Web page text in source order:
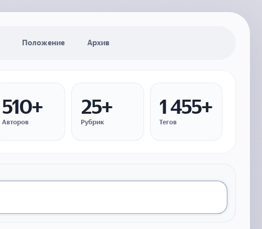
Положение Архив
510+
Авторов
25+
Рубрик
1 455+
Тегов